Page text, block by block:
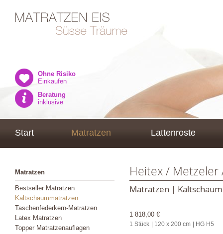
Ohne Risiko
Einkaufen
Beratung
inklusive
Start Matratzen Lattenroste
Matratzen
Bestseller Matratzen
Kaltschaummatratzen
Taschenfederkern-Matratzen
Latex Matratzen
Topper Matratzenauflagen
Heitex / Metzeler
Matratzen |
1 818,00 €
1 Stück | 120 x 200 cm | HG H5